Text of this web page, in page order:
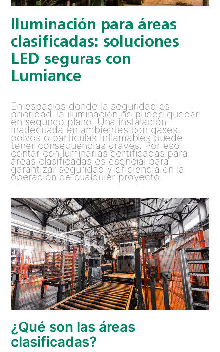
Iluminación para áreas
clasificadas: soluciones
LED seguras con
Lumiance
En espacios donde la seguridad es
prioridad, la iluminación no puede quedar
en segundo plano. Una instalación
inadecuada en ambientes con gases,
polvos o partículas inflamables puede
tener consecuencias graves. Por eso,
contar con luminarias certificadas para
áreas clasificadas es esencial para
garantizar seguridad y eficiencia en la
operación de cualquier proyecto.
¿Qué son las áreas
clasificadas?